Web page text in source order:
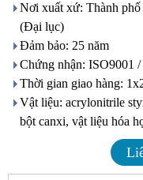
Nơi xuất xứ: Thành
(Đại lục)
Đảm bảo: 25 năm
Chứng nhận: ISO9001
Thời gian giao hàng:
Vật liệu: acrylonitrile
bột canxi, vật liệu hóa